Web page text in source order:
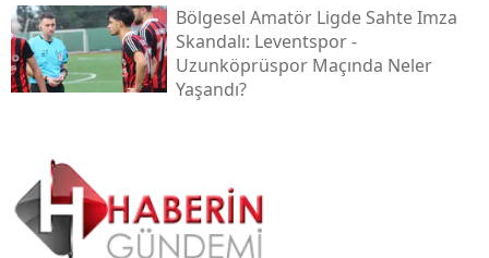
Bölgesel Amatör Ligde Sahte Imza
Skandalı: Leventspor -
Uzunköprüspor Maçında Neler
Yaşandı?